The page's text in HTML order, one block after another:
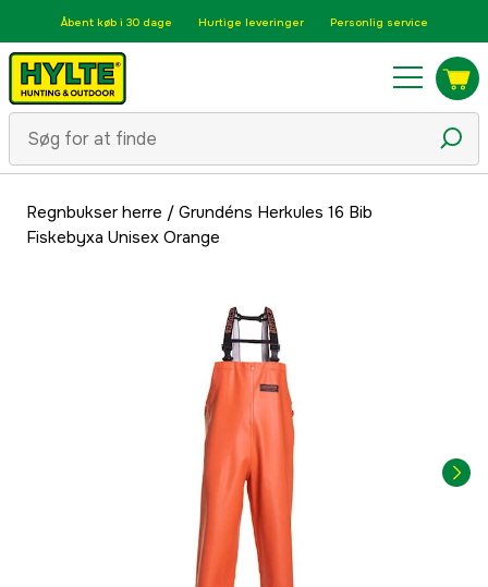
Åbent køb i 30 dage Hurtige leveringer Personlig service
Regnbukser herre / Grundéns Herkules 16 Bib
Fiskebyxa Unisex Orange